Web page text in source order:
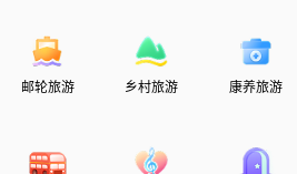
邮轮旅游 乡村旅游 康养旅游